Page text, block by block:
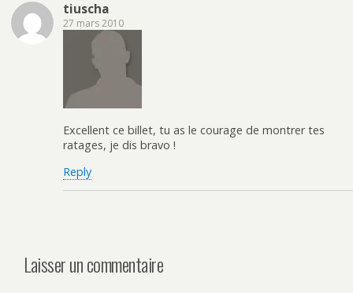
tiuscha
27 mars 2010
Excellent ce billet, tu as le courage de montrer tes
ratages, je dis bravo !
Reply
Laisser un commentaire